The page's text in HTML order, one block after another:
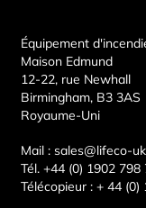
Équipement
Maison Edmund
12-22, rue Newhall
Birmingham, B3 3AS
Royaume-Uni
Mail :sales@lifeco-
Tél. +44 (0) 1902 798
Télécopieur :+ 44 (0)